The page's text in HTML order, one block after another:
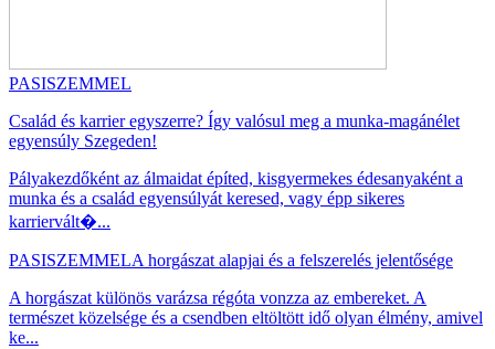
PASISZEMMEL
Család és karrier egyszerre? Így valósul meg a munka-magánélet
egyensúly Szegeden!
Pályakezdőként az álmaidat építed, kisgyermekes édesanyaként a
munka és a család egyensúlyát keresed, vagy épp sikeres
karriervált�...
PASISZEMMELA horgászat alapjai és a felszerelés jelentősége
A horgászat különös varázsa régóta vonzza az embereket. A
természet közelsége és a csendben eltöltött idő olyan élmény, amivel
ke...